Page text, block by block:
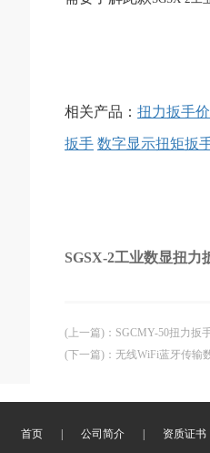
相关产品： 扭力扳手
扳手 数字显示扭矩扳
SGSX-2工业数显扭
(上一篇) ： SGCMY-50扭力扳
(下一篇) ： 无线WiFi蓝牙传输
首页 | 公司简介 | 资质证书